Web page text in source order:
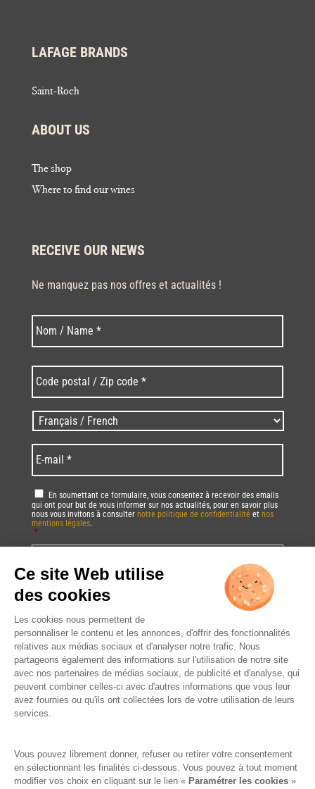
LAFAGE BRANDS
Saint-Roch
ABOUT US
The shop
Where to find our wines
RECEIVE OUR NEWS
Ne manquez pas nos offres et actualités !
Nom * Last
postal
/
Zip
code
* *
Langues
/
Language *
mail *
RGPD *
En soumettant ce formulaire, vous consentez à recevoir des emails
qui ont pour but de vous informer sur nos actualités, pour en savoir plus
nous vous invitons à consulter notre politique de confidentialité et nos
mentions légales.
*
CAPTCHA
DRINK RESPONSIBLY